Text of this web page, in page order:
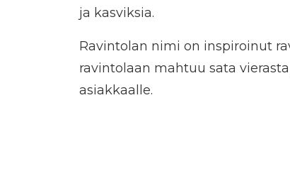
ja kasviksia.
Ravintolan nimi on inspiroinut
ravintolaan mahtuu sata
asiakkaalle.